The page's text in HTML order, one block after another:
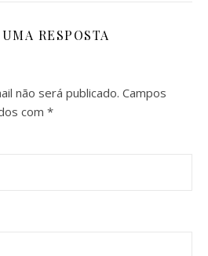
RESPOSTA
não será publicado. Campos
com *